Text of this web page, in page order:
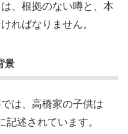
、根拠のない噂と、本
ればなりません。
景
は、高橋家の子供は
記述されています。